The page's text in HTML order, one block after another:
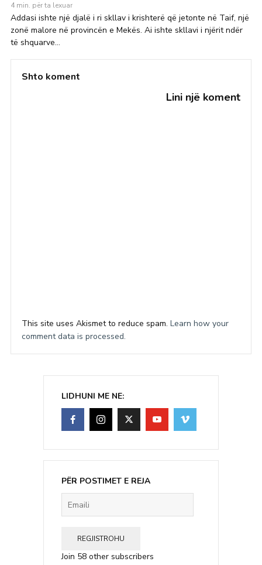
4 min. për ta lexuar
Addasi ishte një djalë i ri skllav i krishterë që jetonte në Taif, një
zonë malore në provincën e Mekës. Ai ishte skllavi i njërit ndër
të shquarve...
Shto koment
Lini një koment
This site uses Akismet to reduce spam. Learn how your
comment data is processed.
LIDHUNI ME NE:
PËR POSTIMET E REJA
REGJISTROHU
Join 58 other subscribers